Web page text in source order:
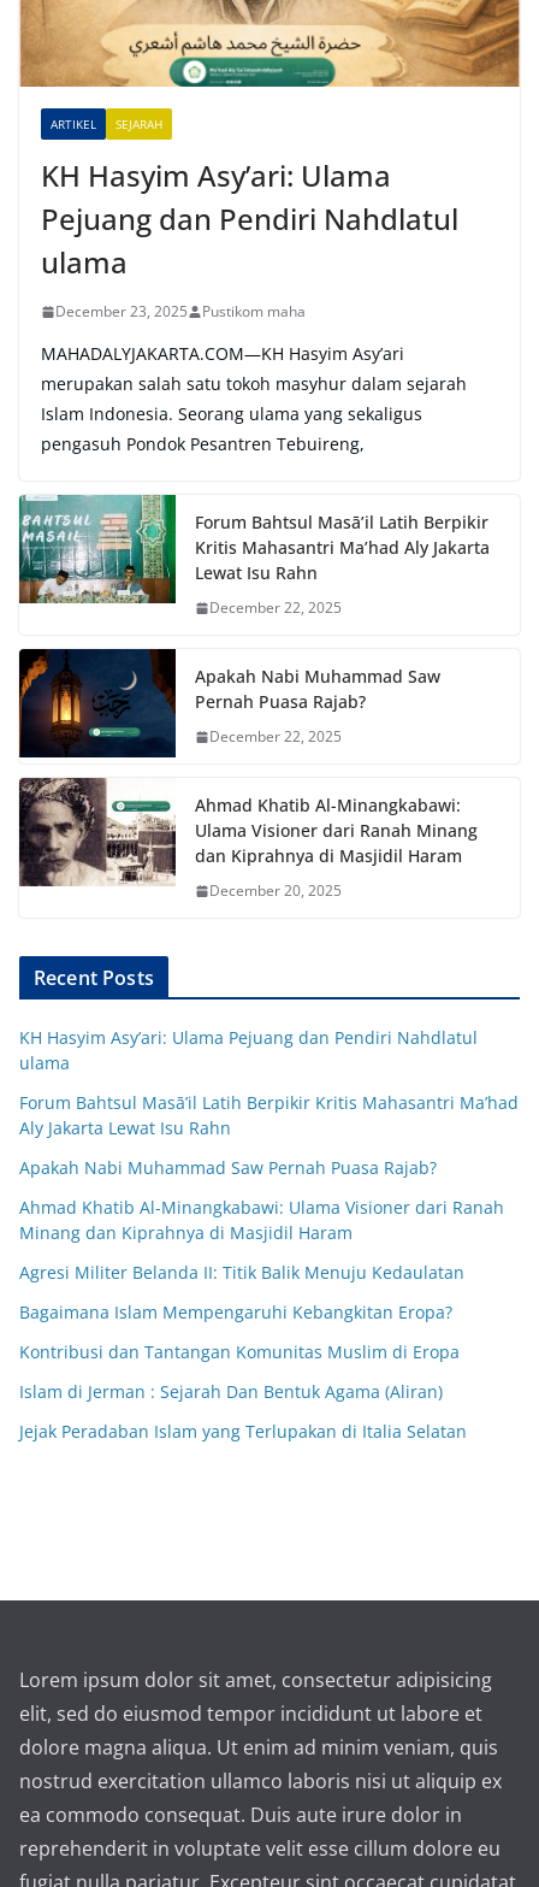
t
i
v
ARTIKEL SEJARAH
KH Hasyim Asy’ari: Ulama
Pejuang dan Pendiri Nahdlatul
ulama
December 23, 2025 Pustikom maha
MAHADALYJAKARTA.COM—KH Hasyim Asy’ari
merupakan salah satu tokoh masyhur dalam sejarah
Islam Indonesia. Seorang ulama yang sekaligus
pengasuh Pondok Pesantren Tebuireng,
Forum Bahtsul Masā’il Latih Berpikir
Kritis Mahasantri Ma’had Aly Jakarta
Lewat Isu Rahn
December 22, 2025
Apakah Nabi Muhammad Saw
Pernah Puasa Rajab?
December 22, 2025
Ahmad Khatib Al-Minangkabawi:
Ulama Visioner dari Ranah Minang
dan Kiprahnya di Masjidil Haram
December 20, 2025
Recent Posts
KH Hasyim Asy’ari: Ulama Pejuang dan Pendiri Nahdlatul
ulama
Forum Bahtsul Masā’il Latih Berpikir Kritis Mahasantri Ma’had
Aly Jakarta Lewat Isu Rahn
Apakah Nabi Muhammad Saw Pernah Puasa Rajab?
Ahmad Khatib Al-Minangkabawi: Ulama Visioner dari Ranah
Minang dan Kiprahnya di Masjidil Haram
Agresi Militer Belanda II: Titik Balik Menuju Kedaulatan
Bagaimana Islam Mempengaruhi Kebangkitan Eropa?
Kontribusi dan Tantangan Komunitas Muslim di Eropa
Islam di Jerman : Sejarah Dan Bentuk Agama (Aliran)
Jejak Peradaban Islam yang Terlupakan di Italia Selatan
Lorem ipsum dolor sit amet, consectetur adipisicing
elit, sed do eiusmod tempor incididunt ut labore et
dolore magna aliqua. Ut enim ad minim veniam, quis
nostrud exercitation ullamco laboris nisi ut aliquip ex
ea commodo consequat. Duis aute irure dolor in
reprehenderit in voluptate velit esse cillum dolore eu